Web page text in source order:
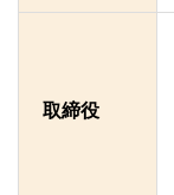
取締役